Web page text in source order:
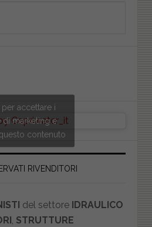
Copriwater_it
accettare i
di marketing e
contenuto
RIVENDITORI
del settore IDRAULICO
, STRUTTURE